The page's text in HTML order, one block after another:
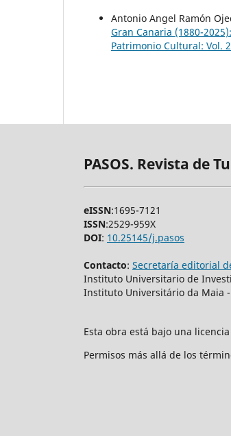
Antonio Angel Ramón
Gran Canaria (1880-
Patrimonio Cultural: Vol.
PASOS. Revista de
eISSN:1695-7121
ISSN:2529-959X
DOI: 10.25145/j.pasos
Contacto: Secretaría editorial
Instituto Universitario de
Instituto Universitário da Maia
Esta obra está bajo una licencia
Permisos más allá de los